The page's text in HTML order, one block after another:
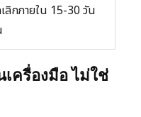
ลิกภายใน 15-30 วัน
ครื่องมือ ไม่ใช่